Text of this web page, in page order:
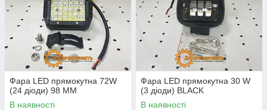
Фара LED прямокутна 72W
(24 діоди) 98 ММ
В наявності
Фара LED прямокутна 30 W
(3 діоди) BLACK
В наявності